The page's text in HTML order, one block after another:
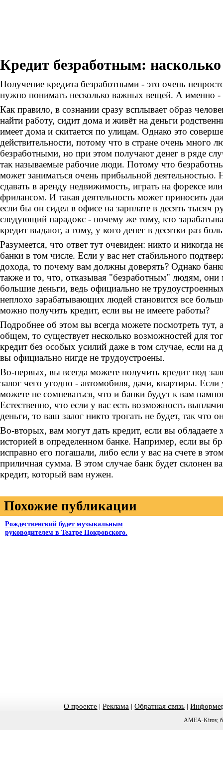
Кредит безработным: насколько
Получение кредита безработными - это очень
нужно понимать несколько важных вещей. А именно -
Как правило, в сознании сразу всплывает образ
найти работу, сидит дома и живёт на деньги
имеет дома и скитается по улицам. Однако это
действительности, потому что в стране очень много
безработными, но при этом получают денег в ряде
так называемые рабочие люди. Потому что
может заниматься очень прибыльной
сдавать в аренду недвижимость, играть на форексе
фрилансом. И такая деятельность может приносить
если бы он сидел в офисе на зарплате в десять тысяч
следующий парадокс - почему же тому, кто
кредит выдают, а тому, у кого денег в десятки раз
Разумеется, что ответ тут очевиден: никто и никогда
банки в том числе. Если у вас нет стабильного
дохода, то почему вам должны доверять? Однако
также и то, что, отказывая "безработным" людям, они
большие деньги, ведь официально не
неплохо зарабатывающих людей становится все
можно получить кредит, если вы не имеете работы?
Подробнее об этом вы всегда можете посмотреть тут,
общем, то существует несколько возможностей для
кредит без особых усилий даже в том случае, если
вы официально нигде не трудоустроены.
Во-первых, вы всегда можете получить кредит под
залог чего угодно - автомобиля, дачи, квартиры. Если
можете не сомневаться, что и банки будут к вам
Естественно, что если у вас есть возможность
деньги, то ваш залог никто трогать не будет, так что
Во-вторых, вам могут дать кредит, если вы обладаете
историей в определенном банке. Например, если вы
исправно его погашали, либо если у вас на счете в
приличная сумма. В этом случае банк будет склонен
кредит, который вам нужен.
Похожие публикации
Рождественский будет музыкальным
руководителем в Театре Покровского.
О проекте |Реклама |Обратная связь |
AMEA-Kirov,